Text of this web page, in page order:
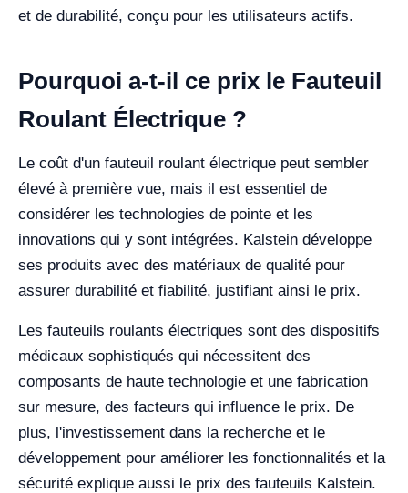
et de durabilité, conçu pour les utilisateurs actifs.
Pourquoi a-t-il ce prix le Fauteuil
Roulant Électrique ?
Le coût d'un fauteuil roulant électrique peut sembler
élevé à première vue, mais il est essentiel de
considérer les technologies de pointe et les
innovations qui y sont intégrées. Kalstein développe
ses produits avec des matériaux de qualité pour
assurer durabilité et fiabilité, justifiant ainsi le prix.
Les fauteuils roulants électriques sont des dispositifs
médicaux sophistiqués qui nécessitent des
composants de haute technologie et une fabrication
sur mesure, des facteurs qui influence le prix. De
plus, l'investissement dans la recherche et le
développement pour améliorer les fonctionnalités et la
sécurité explique aussi le prix des fauteuils Kalstein.